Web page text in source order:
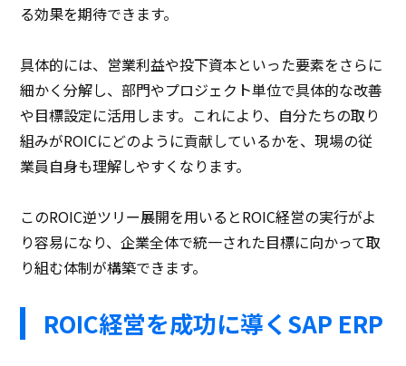
る効果を期待できます。
具体的には、営業利益や投下資本といった要素をさらに
細かく分解し、部門やプロジェクト単位で具体的な改善
や目標設定に活用します。これにより、自分たちの取り
組みがROICにどのように貢献しているかを、現場の従
業員自身も理解しやすくなります。
このROIC逆ツリー展開を用いるとROIC経営の実行がよ
り容易になり、企業全体で統一された目標に向かって取
り組む体制が構築できます。
ROIC経営を成功に導くSAP ERP